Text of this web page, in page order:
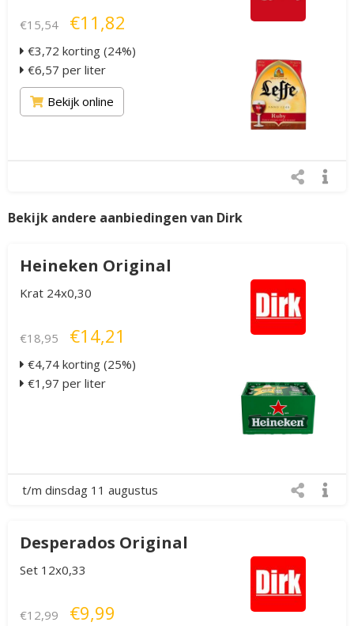
€15,54 €11,82
€3,72 korting (24%)
€6,57 per liter
Bekijk online
Bekijk andere aanbiedingen van Dirk
Heineken Original
Krat 24x0,30
€18,95 €14,21
€4,74 korting (25%)
€1,97 per liter
t/m dinsdag 11 augustus
Desperados Original
Set 12x0,33
€12,99 €9,99